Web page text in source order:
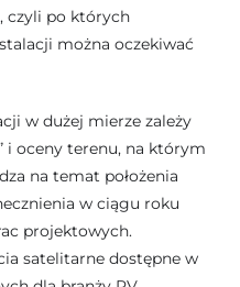
czyli po których
można oczekiwać
w dużej mierze zależy
i oceny terenu, na którym
na temat położenia
w ciągu roku
projektowych.
satelitarne dostępne w